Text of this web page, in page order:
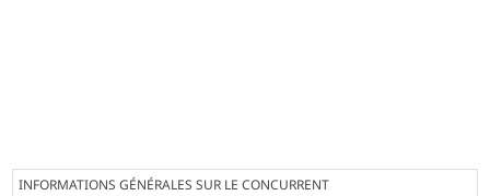
INFORMATIONS GÉNÉRALES SUR LE CONCURRENT